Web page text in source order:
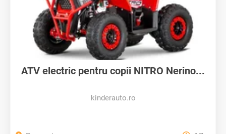
ATV electric pentru copii NITRO Nerino...
kinderauto.ro